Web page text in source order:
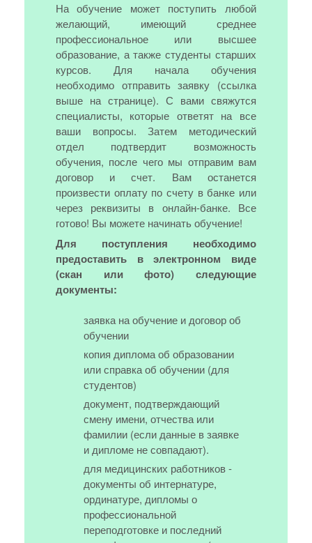
На обучение может поступить любой
желающий, имеющий среднее
профессиональное или высшее
образование, а также студенты старших
курсов. Для начала обучения
необходимо отправить заявку (ссылка
выше на странице). С вами свяжутся
специалисты, которые ответят на все
ваши вопросы. Затем методический
отдел подтвердит возможность
обучения, после чего мы отправим вам
договор и счет. Вам останется
произвести оплату по счету в банке или
через реквизиты в онлайн-банке. Все
готово! Вы можете начинать обучение!
Для поступления необходимо
предоставить в электронном виде
(скан или фото) следующие
документы:
заявка на обучение и договор об
обучении
копия диплома об образовании
или справка об обучении (для
студентов)
документ, подтверждающий
смену имени, отчества или
фамилии (если данные в заявке
и дипломе не совпадают).
для медицинских работников -
документы об интернатуре,
ординатуре, дипломы о
профессиональной
переподготовке и последний